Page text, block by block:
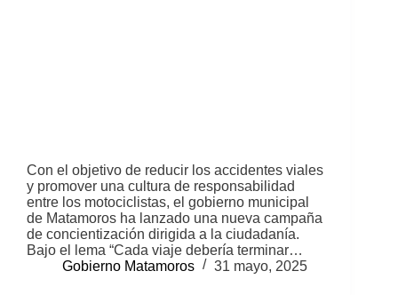
Con el objetivo de reducir los accidentes viales
y promover una cultura de responsabilidad
entre los motociclistas, el gobierno municipal
de Matamoros ha lanzado una nueva campaña
de concientización dirigida a la ciudadanía.
Bajo el lema “Cada viaje debería terminar…
Gobierno Matamoros
31 mayo, 2025